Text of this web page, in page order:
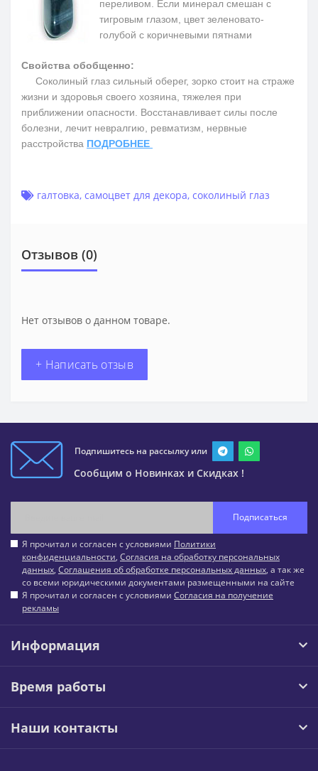
переливом. Если минерал смешан с
тигровым глазом, цвет зеленовато-
голубой с коричневыми пятнами
Свойства обобщенно:
Соколиный глаз сильный оберег, зорко стоит на страже
жизни и здоровья своего хозяина, тяжелея при
приближении опасности. Восстанавливает силы после
болезни, лечит невралгию, ревматизм, нервные
расстройства ПОДРОБНЕЕ
галтовка, самоцвет для декора, соколиный глаз
Отзывов (0)
Нет отзывов о данном товаре.
+ Написать отзыв
Подпишитесь на рассылку или
Сообщим о Новинках и Скидках !
Подписаться
Я прочитал и согласен с условиями Политики
конфиденциальности, Согласия на обработку персональных
данных, Соглашения об обработке персональных данных, а так же
со всеми юридическими документами размещенными на сайте
Я прочитал и согласен с условиями Согласия на получение
рекламы
Информация
Время работы
Наши контакты